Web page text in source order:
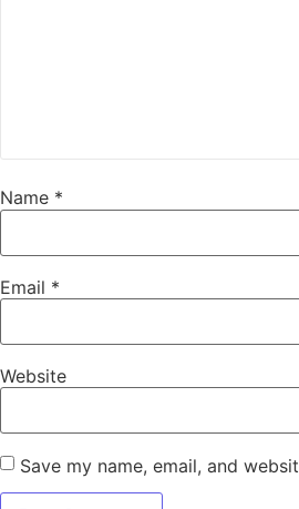
Name *
Email *
Website
Save my name, email, and